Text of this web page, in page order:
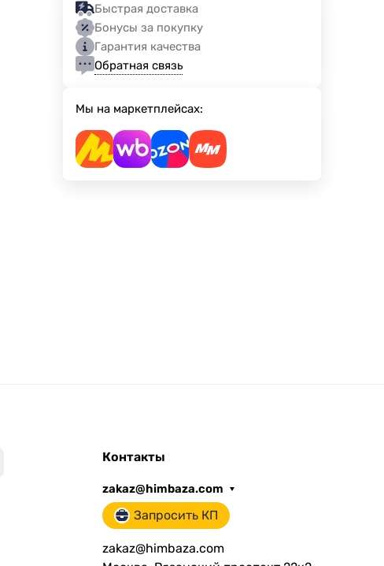
Быстрая доставка
Бонусы за покупку
Гарантия качества
Обратная связь
Мы на маркетплейсах:
Контакты
zakaz@himbaza.com
Запросить КП
zakaz@himbaza.com